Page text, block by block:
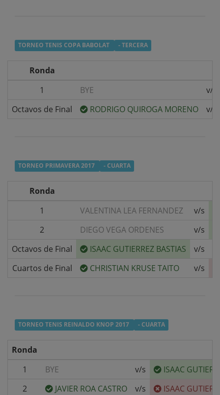
TORNEO TENIS COPA BABOLAT - TERCERA
Ronda
1
BYE
v/s
Octavos de Final
RODRIGO QUIROGA MORENO v/s
TORNEO PRIMAVERA 2017 - CUARTA
Ronda
1
VALENTINA LEA FERNANDEZ
v/s
2
DIEGO VEGA ORDENES
v/s
Octavos de Final
ISAAC GUTIERREZ BASTIAS v/s
Cuartos de Final
CHRISTIAN KRUSE TAITO v/s
TORNEO TENIS REINALDO KNOP 2017 - CUARTA
Ronda
1
BYE v/s
ISAAC
2
JAVIER ROA CASTRO v/s ISAAC